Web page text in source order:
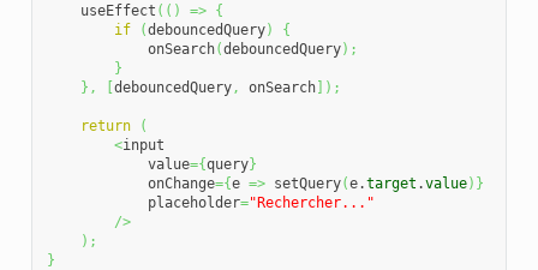
    useEffect
( ( ) =>
{
if
(debouncedQuery)
{
            onSearch
(debouncedQuery) ;
}
} , [debouncedQuery, onSearch] ) ;
return
(
<input
            value
={query}
            onChange
={e => setQuery(e.target .value) }
            placeholder
="Rechercher..."
/>
) ;
}